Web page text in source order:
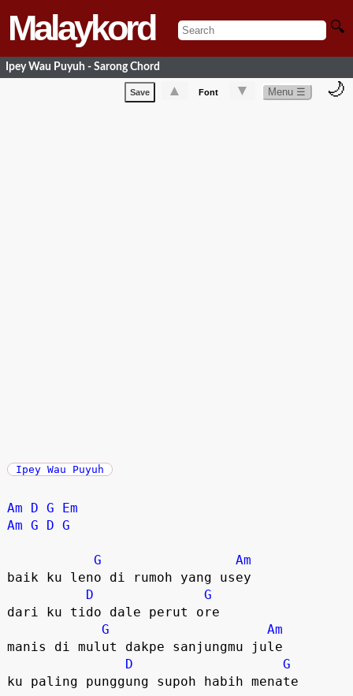
Malaykord 🔍
Ipey Wau Puyuh - Sarong Chord
Save ▲ Font ▼ Menu ☰ 🌙
Ipey Wau Puyuh
Am D G
Em
Am G D G
G
Am
baik ku leno di rumoh yang usey
D
G
dari ku tido dale perut ore
G
Am
manis di mulut dakpe sanjungmu jule
D
G
ku paling punggung supoh habih menate